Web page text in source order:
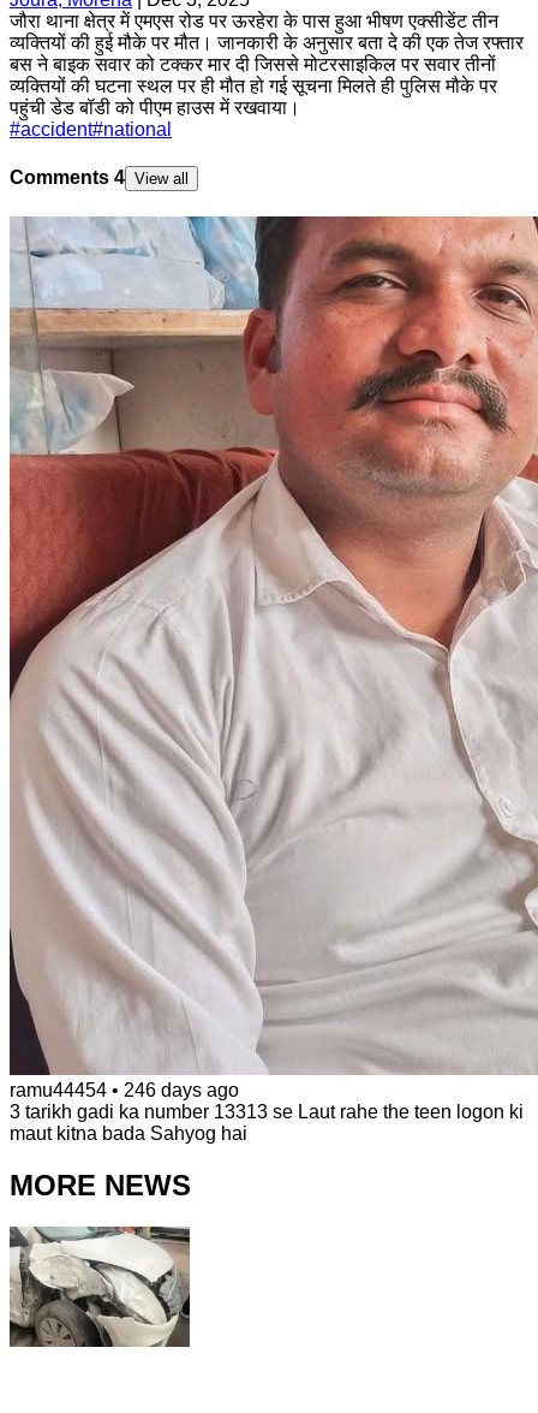
जौरा थाना क्षेत्र में एमएस रोड पर ऊरहेरा के पास हुआ भीषण एक्सीडेंट तीन
व्यक्तियों की हुई मौके पर मौत। जानकारी के अनुसार बता दे की एक तेज रफ्तार
बस ने बाइक सवार को टक्कर मार दी जिससे मोटरसाइकिल पर सवार तीनों
व्यक्तियों की घटना स्थल पर ही मौत हो गई सूचना मिलते ही पुलिस मौके पर
पहुंची डेड बॉडी को पीएम हाउस में रखवाया।
#accident#national
Comments 4 View all
ramu44454 • 246 days ago
3 tarikh gadi ka number 13313 se Laut rahe the teen logon ki
maut kitna bada Sahyog hai
MORE NEWS